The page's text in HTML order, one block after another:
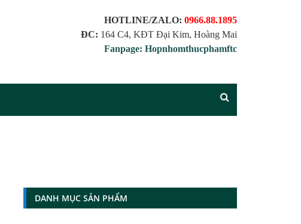
HOTLINE/ZALO: 0966.88.1895
ĐC: 164 C4, KĐT Đại Kim, Hoàng Mai
Fanpage: Hopnhomthucphamftc
DANH MỤC SẢN PHẨM